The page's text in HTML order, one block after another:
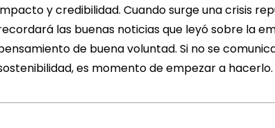
y credibilidad. Cuando surge una crisis
las buenas noticias que leyó sobre la
de buena voluntad. Si no se
es momento de empezar a hacerlo.